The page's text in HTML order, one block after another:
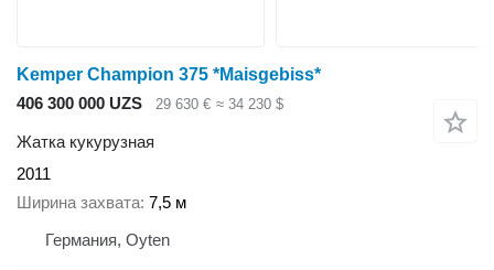
Kemper Champion 375 *Maisgebiss*
406 300 000 UZS
29 630 € ≈ 34 230 $
Жатка кукурузная
2011
Ширина захвата 7,5 м
Германия, Oyten